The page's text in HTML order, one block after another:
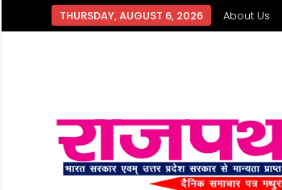
THURSDAY, AUGUST 6, 2026 About Us